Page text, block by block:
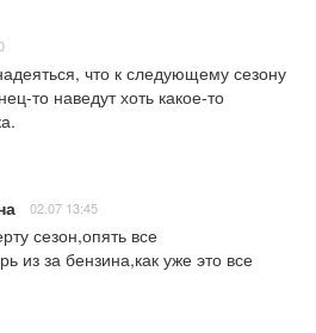
что к следующему сезону
то наведут хоть какое-то
02.07 13:45
сезон,опять все
из за бензина,как уже это все